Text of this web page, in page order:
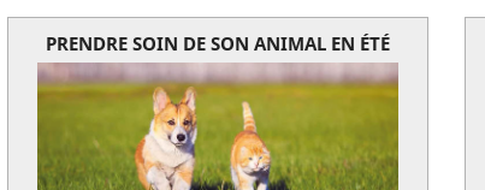
PRENDRE SOIN DE SON ANIMAL EN ÉTÉ